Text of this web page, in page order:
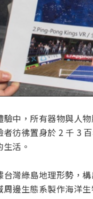
中，所有器物與人
彷彿置身於 2 千 3
活。
灣綠島地理形勢，
邊生態系製作海洋